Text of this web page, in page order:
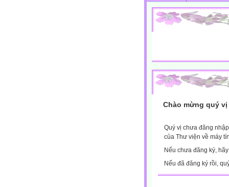
Chào mừng quý
Quý vị chưa đăng
của Thư viện về máy
Nếu chưa đăng ký, hãy
Nếu đã đăng ký rồi,